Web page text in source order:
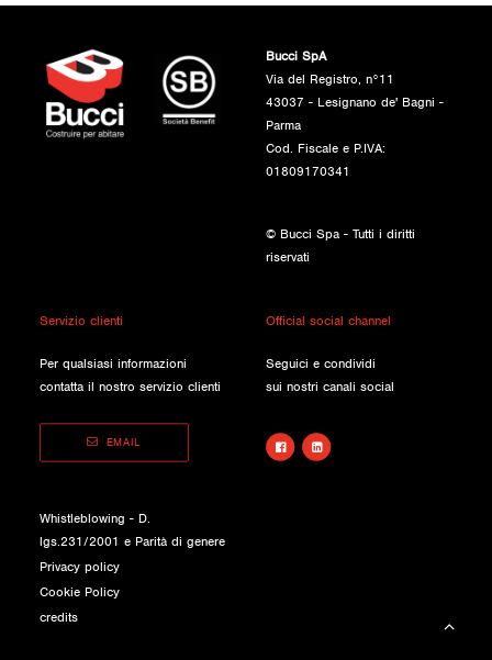
Bucci SpA
Via del Registro, n°11
43037 - Lesignano de' Bagni -
Parma
Cod. Fiscale e P.IVA:
01809170341
© Bucci Spa - Tutti i diritti
riservati
Servizio clienti
Per qualsiasi informazioni
contatta il nostro servizio clienti
EMAIL
Official social channel
Seguici e condividi
sui nostri canali social
Whistleblowing - D.
lgs.231/2001 e Parità di genere
Privacy policy
Cookie Policy
credits